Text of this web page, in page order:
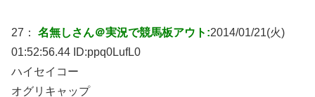
27： 名無しさん＠実況で競馬板アウト:2014/01/21(火)
01:52:56.44 ID:ppq0LufL0
ハイセイコー
オグリキャップ